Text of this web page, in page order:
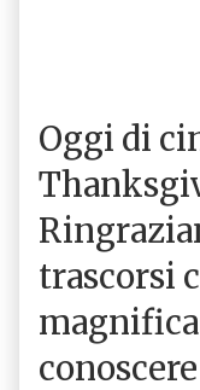
Oggi di
trascorsi